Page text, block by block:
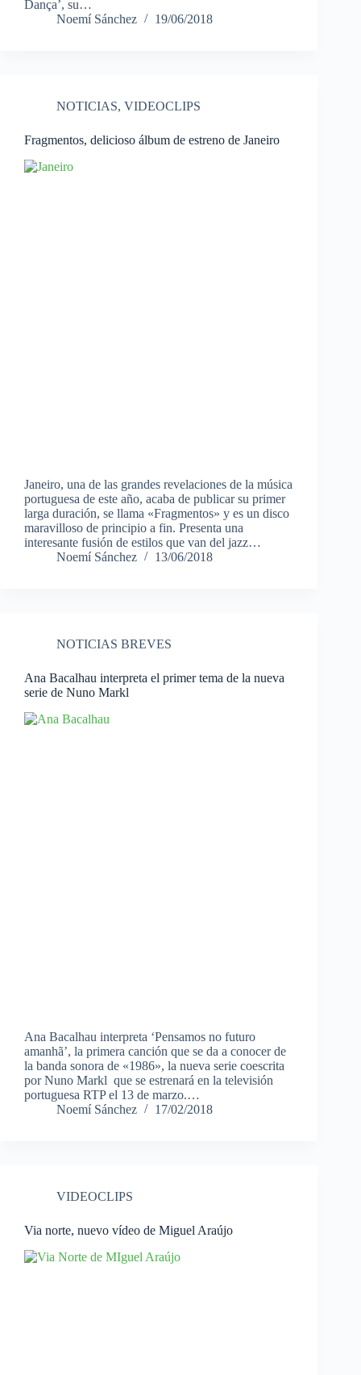
Dança’, su…
Noemí Sánchez
19/06/2018
NOTICIAS, VIDEOCLIPS
Fragmentos, delicioso álbum de estreno de Janeiro
Janeiro, una de las grandes revelaciones de la música
portuguesa de este año, acaba de publicar su primer
larga duración, se llama «Fragmentos» y es un disco
maravilloso de principio a fin. Presenta una
interesante fusión de estilos que van del jazz…
Noemí Sánchez
13/06/2018
NOTICIAS BREVES
Ana Bacalhau interpreta el primer tema de la nueva
serie de Nuno Markl
Ana Bacalhau interpreta ‘Pensamos no futuro
amanhã’, la primera canción que se da a conocer de
la banda sonora de «1986», la nueva serie coescrita
por Nuno Markl que se estrenará en la televisión
portuguesa RTP el 13 de marzo.…
Noemí Sánchez
17/02/2018
VIDEOCLIPS
Via norte, nuevo vídeo de Miguel Araújo